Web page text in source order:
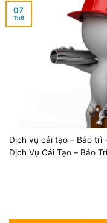
Dịch vụ cải tạo – Bảo trì
Dịch Vụ Cải Tạo – Bảo
07
Th6